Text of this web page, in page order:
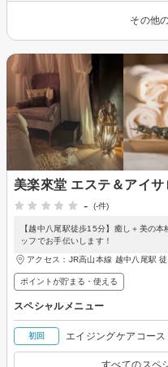
その他
美楽來堂 エステ＆アイサ
-
(-件)
【越中八尾駅徒歩15分】癒し＋美の
ッフでお手伝いします！
アクセス：JR高山本線 越中八尾駅
ポイントが貯まる・使える
スペシャルメニュー
初回 エイジングケアコース
すべてのスペ